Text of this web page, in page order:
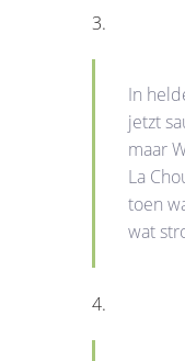
3.
In
jetzt
maar
La
toen
wat
4.